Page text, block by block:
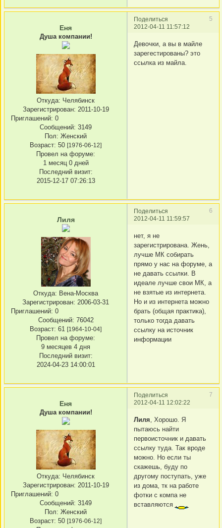
Поделиться
5
2012-04-11 11:57:12
Еня
Душа компании!
Откуда: Челябинск
Зарегистрирован: 2011-10-19
Приглашений: 0
Сообщений: 3149
Пол: Женский
Возраст: 50 [1976-06-12]
Провел на форуме:
1 месяц 0 дней
Последний визит:
2015-12-17 07:26:13
Девочки, а вы в майле
зарегестированы? это
ссылка из майла.
Поделиться
6
2012-04-11 11:59:57
Лиля
Откуда: Вена-Москва
Зарегистрирован: 2006-03-31
Приглашений: 0
Сообщений: 76042
Возраст: 61 [1964-10-04]
Провел на форуме:
9 месяцев 4 дня
Последний визит:
2024-04-23 14:00:01
нет, я не
зарегистрирована. Жень,
лучше МК собирать
прямо у нас на форуме, а
не давать ссылки. В
идеале лучше свои МК, а
не взятые из интернета.
Но и из интернета можно
брать (общая практика),
только тогда давать
ссылку на источник
информации
Поделиться
7
2012-04-11 12:02:22
Еня
Душа компании!
Откуда: Челябинск
Зарегистрирован: 2011-10-19
Приглашений: 0
Сообщений: 3149
Пол: Женский
Возраст: 50 [1976-06-12]
Лиля, Хорошо. Я
пытаюсь найти
первоисточник и давать
ссылку туда. Так вроде
можно. Но если ты
скажешь, буду по
другому поступать, уже
из дома, тк на работе
фотки с компа не
вставляются